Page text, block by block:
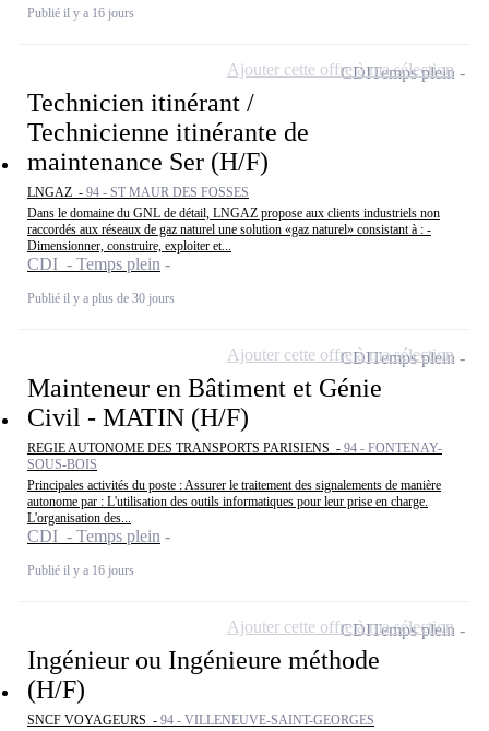
Publié il y a 16 jours
Technicien itinérant /
Technicienne itinérante de
maintenance Ser (H/F)
LNGAZ - 94 - ST MAUR DES FOSSES
Dans le domaine du GNL de détail, LNGAZ propose aux clients industriels non
raccordés aux réseaux de gaz naturel une solution «gaz naturel» consistant à : -
Dimensionner, construire, exploiter et...
CDI - Temps plein
Publié il y a plus de 30 jours
CDITemps plein
Ajouter cette offre à ma sélection
Mainteneur en Bâtiment et Génie
Civil - MATIN (H/F)
REGIE AUTONOME DES TRANSPORTS PARISIENS - 94 - FONTENAY-
SOUS-BOIS
Principales activités du poste : Assurer le traitement des signalements de manière
autonome par : L'utilisation des outils informatiques pour leur prise en charge.
L'organisation des...
CDI - Temps plein
Publié il y a 16 jours
CDITemps plein
Ajouter cette offre à ma sélection
Ingénieur ou Ingénieure méthode
(H/F)
SNCF VOYAGEURS - 94 - VILLENEUVE-SAINT-GEORGES
CDITemps plein
Ajouter cette offre à ma sélection